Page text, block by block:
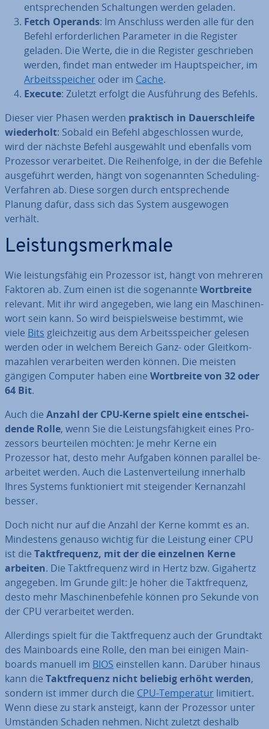
ent­spre­chen­den Schal­tun­gen werden geladen.
Fetch Operands: Im Anschluss werden alle für den
Befehl er­for­der­li­chen Parameter in die Register
geladen. Die Werte, die in die Register ge­schrie­ben
werden, findet man entweder im Haupt­spei­cher, im
Ar­beits­spei­cher oder im Cache.
Execute: Zuletzt erfolgt die Aus­füh­rung des Befehls.
Dieser vier Phasen werden praktisch in Dau­er­schlei­fe
wie­der­holt: Sobald ein Befehl ab­ge­schlos­sen wurde,
wird der nächste Befehl aus­ge­wählt und ebenfalls vom
Prozessor ver­ar­bei­tet. Die Rei­hen­fol­ge, in der die Befehle
aus­ge­führt werden, hängt von so­ge­nann­ten Sche­du­ling-
Verfahren ab. Diese sorgen durch ent­spre­chen­de
Planung dafür, dass sich das System aus­ge­wo­gen
verhält.
Leis­tungs­merk­ma­le
Wie leis­tungs­fä­hig ein Prozessor ist, hängt von mehreren
Faktoren ab. Zum einen ist die so­ge­nann­te Wort­brei­te
relevant. Mit ihr wird angegeben, wie lang ein Ma­schi­nen­
wort sein kann. So wird bei­spiels­wei­se bestimmt, wie
viele Bits gleich­zei­tig aus dem Ar­beits­spei­cher gelesen
werden oder in welchem Bereich Ganz- oder Gleit­kom­
ma­zah­len ver­ar­bei­ten werden können. Die meisten
gängigen Computer haben eine Wort­brei­te von 32 oder
64 Bit.
Auch die Anzahl der CPU-Kerne spielt eine ent­schei­
den­de Rolle, wenn Sie die Leis­tungs­fä­hig­keit eines Pro­
zes­sors be­ur­tei­len möchten: Je mehr Kerne ein
Prozessor hat, desto mehr Aufgaben können parallel be­
ar­bei­tet werden. Auch die Las­ten­ver­tei­lung innerhalb
Ihres Systems funk­tio­niert mit stei­gen­der Kern­an­zahl
besser.
Doch nicht nur auf die Anzahl der Kerne kommt es an.
Min­des­tens genauso wichtig für die Leistung einer CPU
ist die Takt­fre­quenz, mit der die einzelnen Kerne
arbeiten. Die Takt­fre­quenz wird in Hertz bzw. Gigahertz
angegeben. Im Grunde gilt: Je höher die Takt­fre­quenz,
desto mehr Ma­schi­nen­be­feh­le können pro Sekunde von
der CPU ver­ar­bei­tet werden.
Al­ler­dings spielt für die Takt­fre­quenz auch der Grundtakt
des Main­boards eine Rolle, den man bei einigen Main­
boards manuell im BIOS ein­stel­len kann. Darüber hinaus
kann die Takt­fre­quenz nicht beliebig erhöht werden,
sondern ist immer durch die CPU-Tem­pe­ra­tur limitiert.
Wenn diese zu stark ansteigt, kann der Prozessor unter
Umständen Schaden nehmen. Nicht zuletzt deshalb